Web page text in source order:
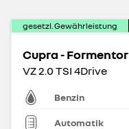
gesetzl. Gewährleistung
Cupra - Formentor
VZ 2.0 TSI 4Drive
Benzin
Automatik